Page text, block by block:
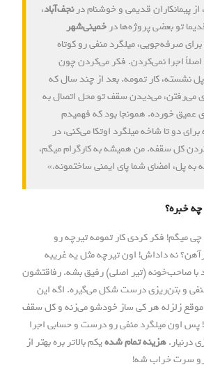
پیمانکاران قدیمی و خوشنام درنجف‌آباد،
تو بعضی پروژه‌ها درخمینی‌شهر
صرفه‌جویی، میلگرد منفی رو کوتاه
اصلاً اجرا نمی‌کردن. فکر می‌کردن چون
نشسته، کار تمومه. بعد از چند سال که
می‌رفتن، می‌دیدن سقف تو محل اتصال به
عمیق خورده. همونجا بود که فهمیدم
دو تا شاخه میلگرد اوتکا می‌کنی، در
کل سقفه. من همیشه به کارگرام میگم،
به پل، امضای شما پای ایمنی ساختمونه.»
خبره؟
میگم! فکر کردی کار تمومه تیرچه رو
نه داداش! اون تیرچه مثل یه غریبه
با صاحب‌خونه (تیر اصلی) رفیق بشه. رفاقتشون
و بتن‌ریزی درست شکل می‌گیره. اگه این
موقع زلزله هر کی ساز خودشو می‌زنه و کل سقف
پس اون میلگرد منفی رو درست و حسابی اجرا
درنیار.هزینه تمام شدهیکم بالاتر بره بهتر از
سرت خراب شه!